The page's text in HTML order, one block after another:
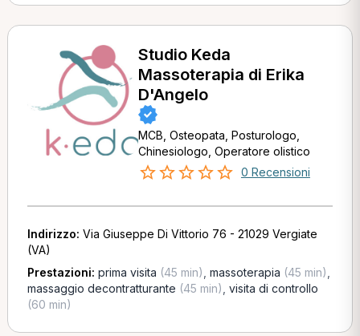
Studio Keda
Massoterapia di Erika
D'Angelo
MCB, Osteopata, Posturologo,
Chinesiologo, Operatore olistico
0 Recensioni
Indirizzo: Via Giuseppe Di Vittorio 76 - 21029 Vergiate
(VA)
Prestazioni: prima visita (45 min) massoterapia (45 min)
massaggio decontratturante (45 min) visita di controllo
(60 min)